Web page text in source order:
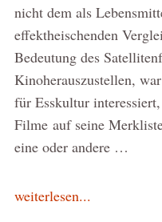
nicht dem als
effektheischenden
Bedeutung des
Kinoherauszustellen,
für Esskultur
Filme auf seine
eine oder andere …
weiterlesen...